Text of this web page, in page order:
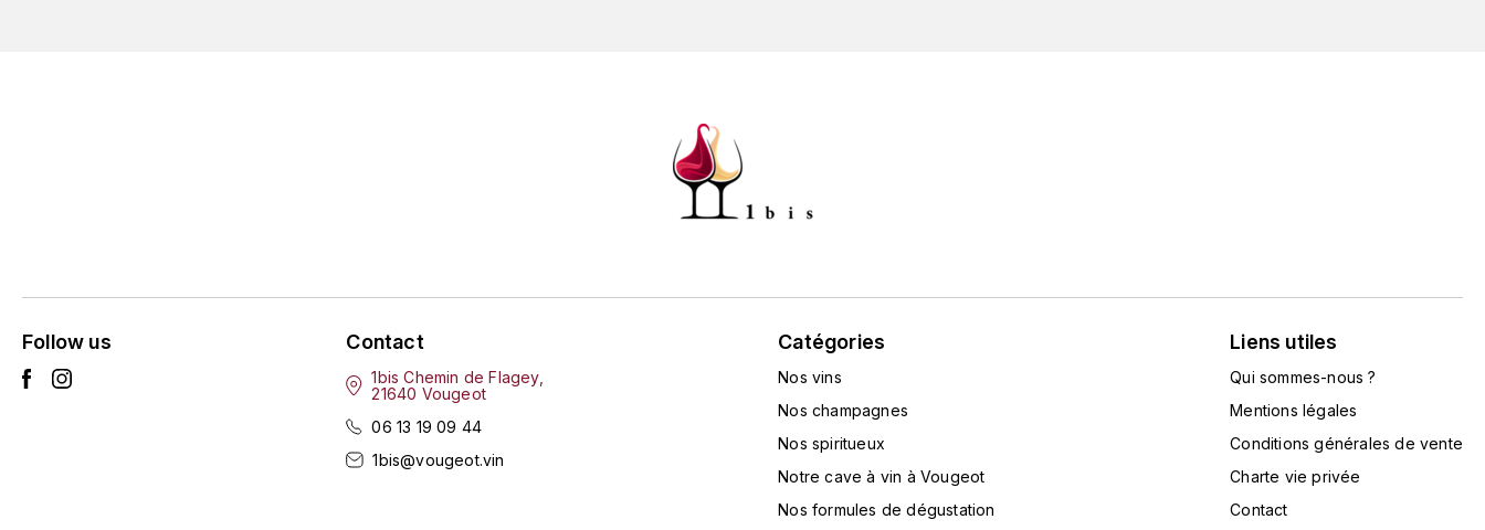
Follow us Contact
1bis Chemin de Flagey,
21640 Vougeot
06 13 19 09 44
1bis@vougeot.vin
Catégories
Nos vins
Nos champagnes
Nos spiritueux
Notre cave à vin à Vougeot
Nos formules de dégustation
Liens utiles
Qui sommes-nous ?
Mentions légales
Conditions générales de vente
Charte vie privée
Contact